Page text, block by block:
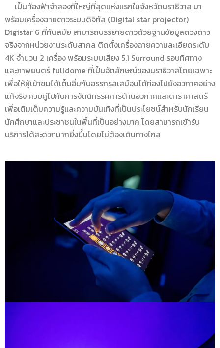
เป็นท้องฟ้าจำลองที่ใหญ่ที่สุดแห่งแรกในจังหวัดนราธิวาส มา
พร้อมเครื่องฉายดาวระบบดิจิทัล (Digital star projector)
Digistar 6 ที่ทันสมัย สามารถบรรยายดาวด้วยฐานข้อมูลดวงดาว
จริงจากหน่วยงานระดับสากล ติดตั้งเครื่องฉายความละเอียดระดับ
4K จำนวน 2 เครื่อง พร้อมระบบเสียง 5.1 Surround รอบทิศทาง
และภาพยนตร์ fulldome ที่เป็นอัตลักษณ์ของนราธิวาสโดยเฉพาะ
เพื่อให้ผู้เข้าชมได้เต็มอิ่มกับอรรถรสเสมือนได้ท่องไปยังอวกาศอย่าง
แท้จริง ควบคู่ไปกับการจัดนิทรรศการด้านอวกาศและดาราศาสตร์
เพื่อเติมเต็มความรู้และความบันเทิงที่เป็นประโยชน์สำหรับนักเรียน
นักศึกษาและประชาชนในพื้นที่เป็นอย่างมาก โดยสามารถเข้ารับ
บริการได้สะดวกมากยิ่งขึ้นโดยไม่ต้องเดินทางไกล